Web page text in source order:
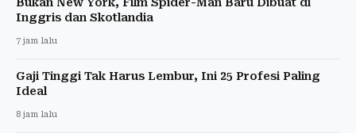
Inggris dan Skotlandia
7 jam lalu
Gaji Tinggi Tak Harus Lembur, Ini 25 Profesi Paling
Ideal
8 jam lalu